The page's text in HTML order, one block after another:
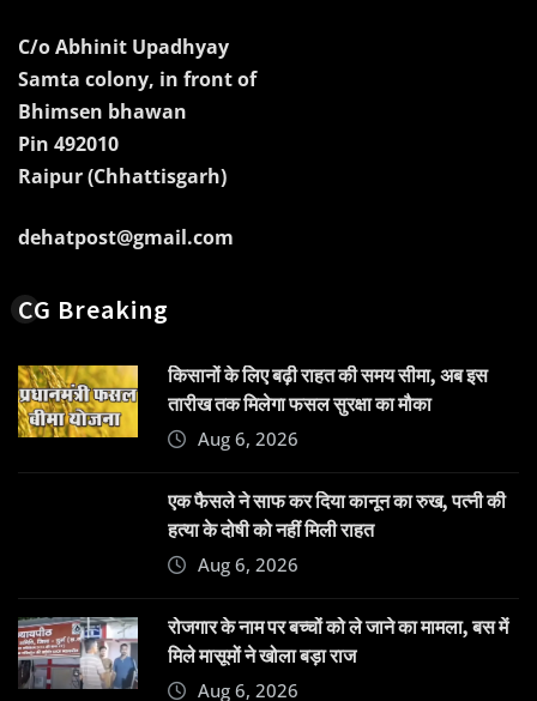
C/o Abhinit Upadhyay
Samta colony, in front of
Bhimsen bhawan
Pin 492010
Raipur (Chhattisgarh)
dehatpost@gmail.com
CG Breaking
किसानों के लिए बढ़ी राहत की समय सीमा, अब इस
तारीख तक मिलेगा फसल सुरक्षा का मौका
Aug 6, 2026
एक फैसले ने साफ कर दिया कानून का रुख, पत्नी की
हत्या के दोषी को नहीं मिली राहत
Aug 6, 2026
रोजगार के नाम पर बच्चों को ले जाने का मामला, बस में
मिले मासूमों ने खोला बड़ा राज
Aug 6, 2026